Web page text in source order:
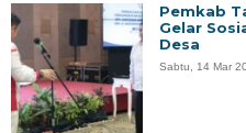
Pemkab
Gelar
Desa
Sabtu, 14 Mar